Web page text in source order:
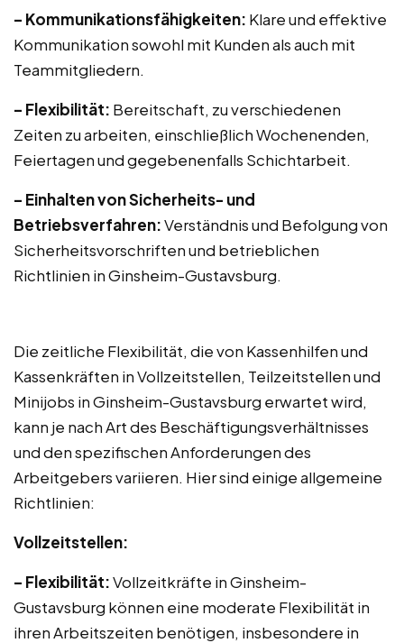
– Kommunikationsfähigkeiten: Klare und effektive
Kommunikation sowohl mit Kunden als auch mit
Teammitgliedern.
– Flexibilität: Bereitschaft, zu verschiedenen
Zeiten zu arbeiten, einschließlich Wochenenden,
Feiertagen und gegebenenfalls Schichtarbeit.
– Einhalten von Sicherheits- und
Betriebsverfahren:Verständnis und Befolgung von
Sicherheitsvorschriften und betrieblichen
Richtlinien in Ginsheim-Gustavsburg.
Die zeitliche Flexibilität, die von Kassenhilfen und
Kassenkräften in Vollzeitstellen, Teilzeitstellen und
Minijobs in Ginsheim-Gustavsburg erwartet wird,
kann je nach Art des Beschäftigungsverhältnisses
und den spezifischen Anforderungen des
Arbeitgebers variieren. Hier sind einige allgemeine
Richtlinien:
Vollzeitstellen:
– Flexibilität:Vollzeitkräfte in Ginsheim-
Gustavsburg können eine moderate Flexibilität in
ihren Arbeitszeiten benötigen, insbesondere in